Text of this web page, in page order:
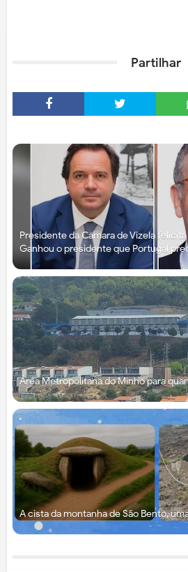
Partilhar
Presidente da Câmara de Vizela
Ganhou o presidente que Portugal
Área Metropolitana do Minho para
A cista da montanha de São Bento,